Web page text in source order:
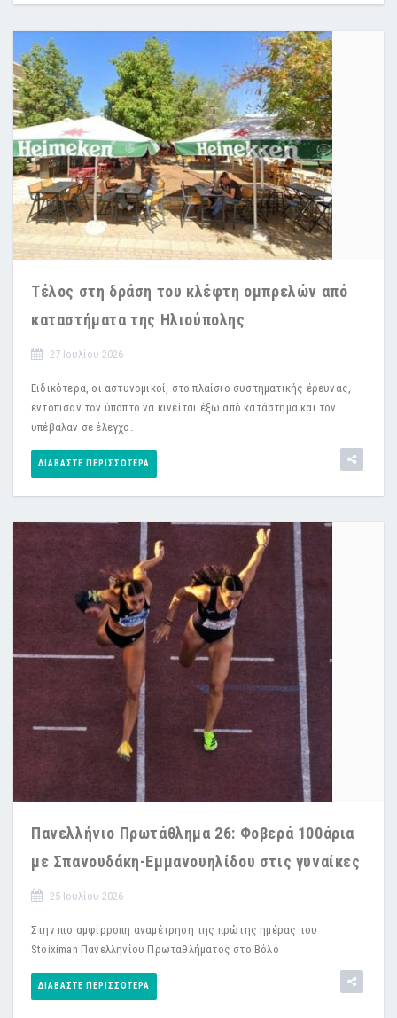
Τέλος στη δράση του κλέφτη ομπρελών από
καταστήματα της Ηλιούπολης
27 Ιουλίου 2026
Ειδικότερα, οι αστυνομικοί, στο πλαίσιο συστηματικής έρευνας,
εντόπισαν τον ύποπτο να κινείται έξω από κατάστημα και τον
υπέβαλαν σε έλεγχο.
ΔΙΑΒΆΣΤΕ ΠΕΡΙΣΣΌΤΕΡΑ
Πανελλήνιο Πρωτάθλημα 26: Φοβερά 100άρια
με Σπανουδάκη-Εμμανουηλίδου στις γυναίκες
25 Ιουλίου 2026
Στην πιο αμφίρροπη αναμέτρηση της πρώτης ημέρας του
Stoiximan Πανελληνίου Πρωταθλήματος στο Βόλο
ΔΙΑΒΆΣΤΕ ΠΕΡΙΣΣΌΤΕΡΑ